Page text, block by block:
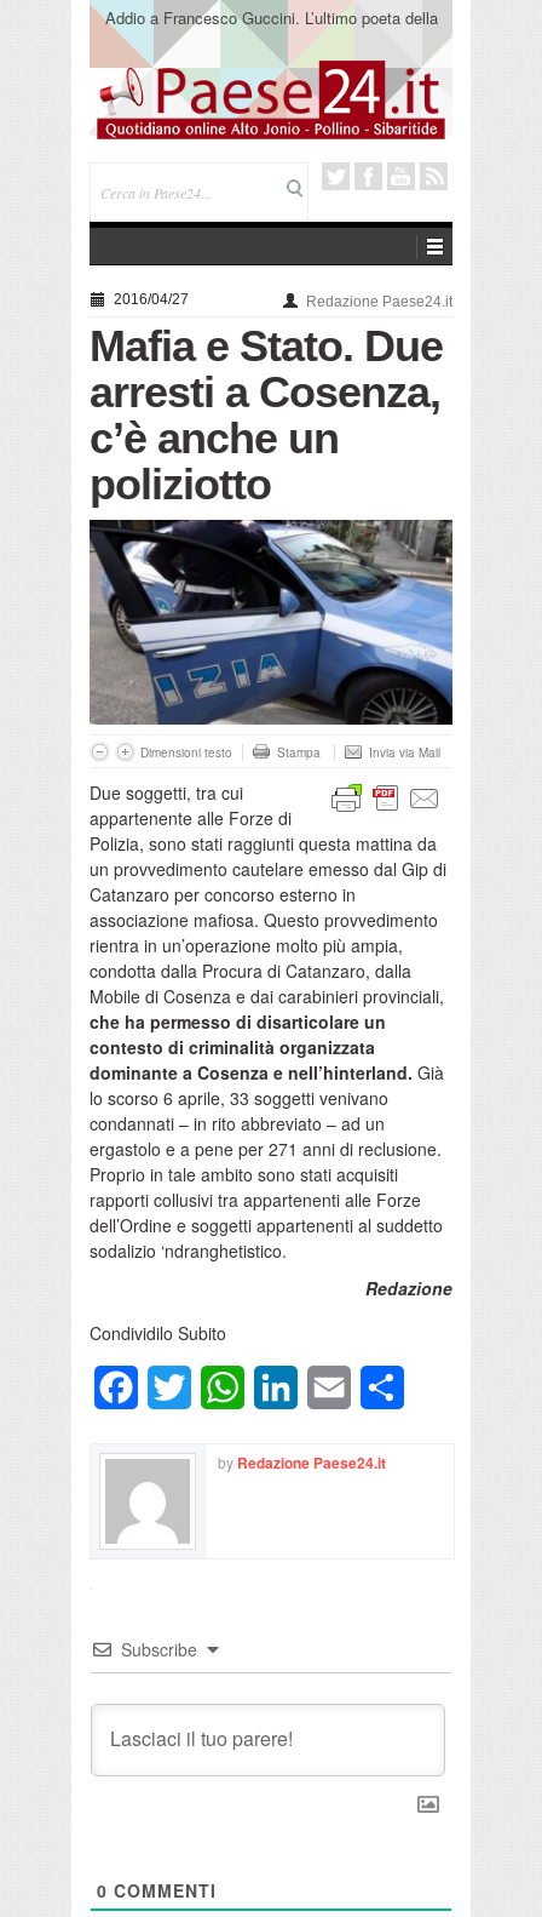
Addio a Francesco Guccini. L’ultimo poeta della
canzone impegnata
2016/04/27 Redazione Paese24.it
Mafia e Stato. Due
arresti a Cosenza,
c’è anche un
poliziotto
Dimensioni testo Stampa Invia via Mail
Due soggetti, tra cui
appartenente alle Forze di
Polizia, sono stati raggiunti questa mattina da
un provvedimento cautelare emesso dal Gip di
Catanzaro per concorso esterno in
associazione mafiosa. Questo provvedimento
rientra in un’operazione molto più ampia,
condotta dalla Procura di Catanzaro, dalla
Mobile di Cosenza e dai carabinieri provinciali,
che ha permesso di disarticolare un
contesto di criminalità organizzata
dominante a Cosenza e nell’hinterland. Già
lo scorso 6 aprile, 33 soggetti venivano
condannati – in rito abbreviato – ad un
ergastolo e a pene per 271 anni di reclusione.
Proprio in tale ambito sono stati acquisiti
rapporti collusivi tra appartenenti alle Forze
dell’Ordine e soggetti appartenenti al suddetto
sodalizio ‘ndranghetistico.
Redazione
Condividilo Subito
FacebookTwitter WhatsAppLinkedInEmail
by Redazione Paese24.it
Subscribe
0 COMMENTI